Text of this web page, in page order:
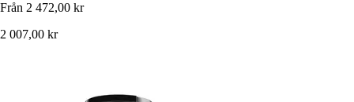
Från 2 472,00 kr
2 007,00 kr